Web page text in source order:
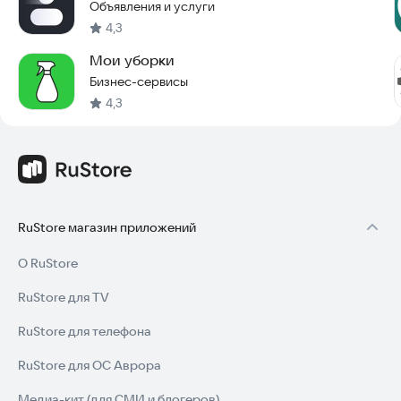
маркетплейс услуг, в котором вы найдёте десятки тысяч
предложений и объявлений рядом с вами.
Наш сайт — http://profi.ru
Объявления и услуги
4,3
Мои уборки
Бизнес-сервисы
4,3
RuStore магазин приложений
О RuStore
RuStore для TV
RuStore для телефона
RuStore для ОС Аврора